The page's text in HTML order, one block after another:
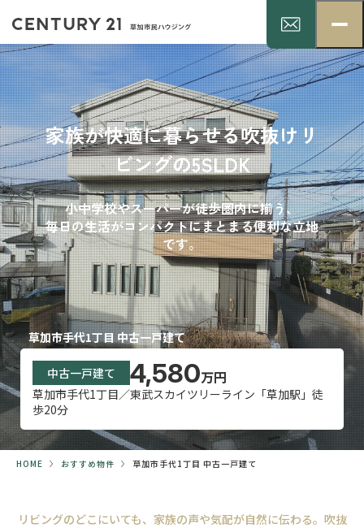
家族が快適に暮らせる吹抜けリ
ビングの5SLDK
小中学校やスーパーが徒歩圏内に揃う、
毎日の生活がコンパクトにまとまる便利な立地
です。
草加市手代1丁目 中古一戸建て
中古一戸建て 4,580万円
草加市手代1丁目／東武スカイツリーライン「草加駅」徒
歩20分
HOME おすすめ物件 草加市手代1丁目 中古一戸建て
リビングのどこにいても、家族の声や気配が自然に伝わる。吹抜